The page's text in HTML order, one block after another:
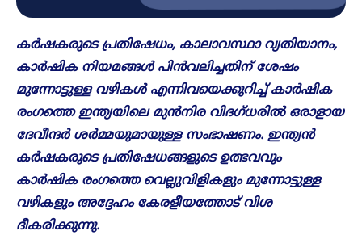
കർഷകരുടെ പ്രതിഷേധം, കാലാവസ്ഥാ വ്യതിയാനം,
കാർഷിക നിയമങ്ങൾ പിൻവലിച്ചതിന് ശേഷം
മുന്നോട്ടുള്ള വഴികൾ എന്നിവയെക്കുറിച്ച് കാർഷിക
രംഗത്തെ ഇന്ത്യയിലെ മുൻനിര വിദഗ്ധരിൽ ഒരാളായ
ദേവീന്ദർ ശർമ്മയുമായുള്ള സംഭാഷണം. ഇന്ത്യൻ
കർഷകരുടെ പ്രതിഷേധങ്ങളുടെ ഉത്ഭവവും
കാർഷിക രംഗത്തെ വെല്ലുവിളികളും മുന്നോട്ടുള്ള
വഴികളും അദ്ദേഹം കേരളീയത്തോട് വിശ​
ദീകരിക്കുന്നു.